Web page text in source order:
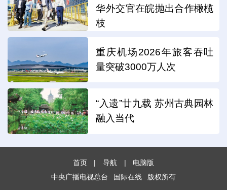
华外交官在皖抛出合作橄榄
枝
重庆机场2026年旅客吞吐
量突破3000万人次
“入遗”廿九载 苏州古典园林
融入当代
首页 | 导航 |
电脑版
中央广播电视总台
国际在线 版权所有